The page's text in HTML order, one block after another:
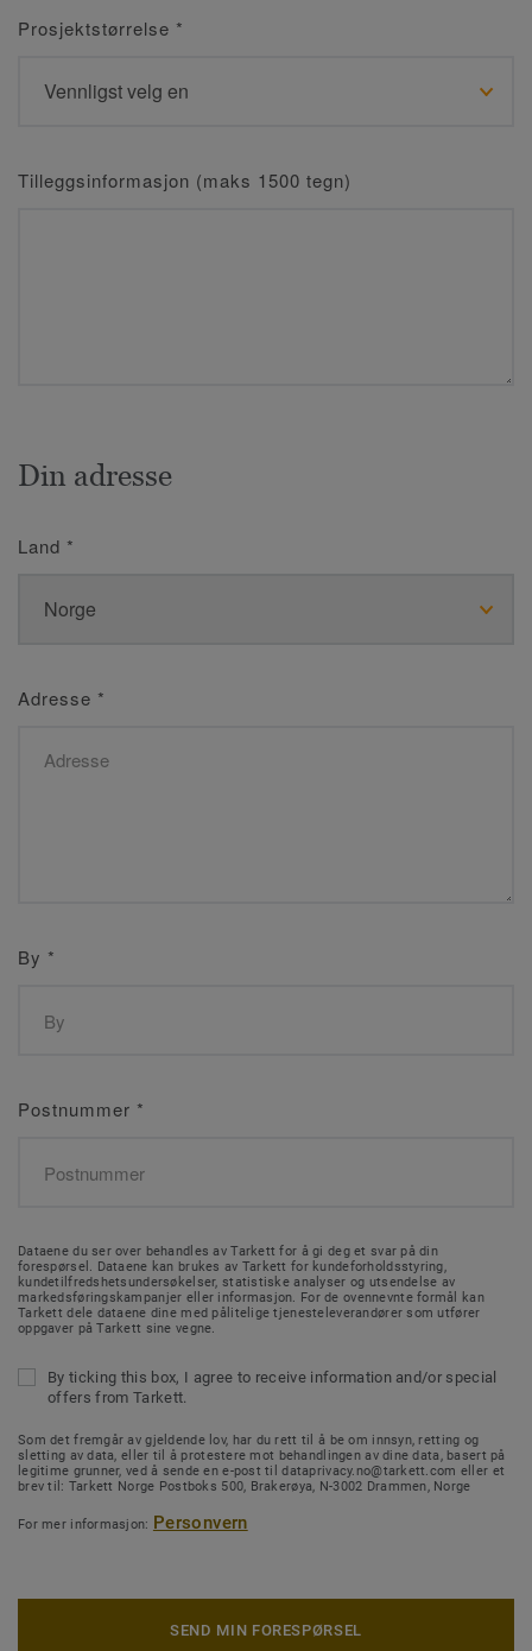
Prosjektstørrelse *
Tilleggsinformasjon (maks 1500 tegn)
Din adresse
Land *
Adresse *
By *
Postnummer *
Dataene du ser over behandles av Tarkett for å gi deg et svar på din
forespørsel. Dataene kan brukes av Tarkett for kundeforholdsstyring,
kundetilfredshetsundersøkelser, statistiske analyser og utsendelse av
markedsføringskampanjer eller informasjon. For de ovennevnte formål kan
Tarkett dele dataene dine med pålitelige tjenesteleverandører som utfører
oppgaver på Tarkett sine vegne.
By ticking this box, I agree to receive information and/or special
offers from Tarkett.
Som det fremgår av gjeldende lov, har du rett til å be om innsyn, retting og
sletting av data, eller til å protestere mot behandlingen av dine data, basert på
legitime grunner, ved å sende en e-post til dataprivacy.no@tarkett.com eller et
brev til: Tarkett Norge Postboks 500, Brakerøya, N-3002 Drammen, Norge
For mer informasjon: Personvern
SEND MIN FORESPØRSEL